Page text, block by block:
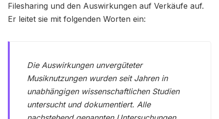
Filesharing und den Auswirkungen auf Verkäufe auf.
Er leitet sie mit folgenden Worten ein:
Die Auswirkungen unvergüteter
Musiknutzungen wurden seit Jahren in
unabhängigen wissenschaftlichen Studien
untersucht und dokumentiert. Alle